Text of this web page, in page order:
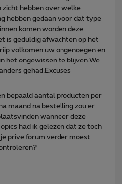
zicht hebben over welke
hebben gedaan voor dat type
komen worden deze
is geduldig afwachten op het
volkomen uw ongenoegen en
het ongewissen te blijven.We
gehad.Excuses
bepaald aantal producten per
maand na bestelling zou er
wanneer deze
had ik gelezen dat ze toch
prive forum verder moest